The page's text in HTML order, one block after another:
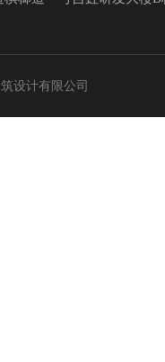
设计有限公司